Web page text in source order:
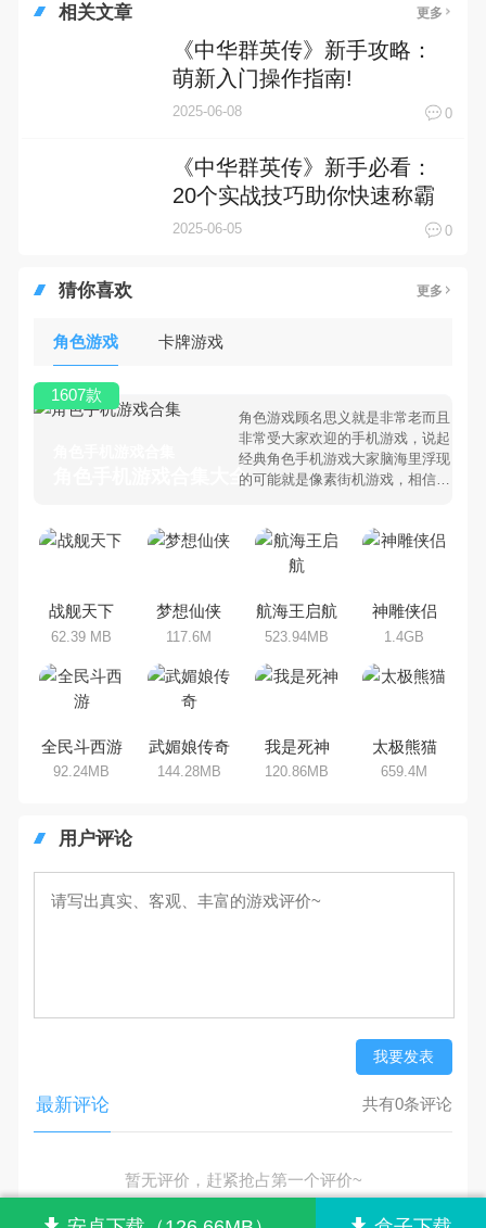
相关文章 更多
《中华群英传》新手攻略：
萌新入门操作指南!
2025-06-08 0
《中华群英传》新手必看：
20个实战技巧助你快速称霸
三国
2025-06-05 0
猜你喜欢 更多
角色游戏 卡牌游戏
角色手机游戏合集大全 >
角色游戏顾名思义就是非常老而且
非常受大家欢迎的手机游戏，说起
经典角色手机游戏大家脑海里浮现
的可能就是像素街机游戏，相信很
色手机游戏有哪些呢？游戏今天，
乐途下载站小编芒果味的怪咖给大
集，欢迎大家前来选择下载体验
1607款
战舰天下
62.39 MB
梦想仙侠
117.6M
航海王启航
523.94MB
神雕侠侣
1.4GB
全民斗西游
92.24MB
武媚娘传奇
144.28MB
我是死神
120.86MB
太极熊猫
659.4M
用户评论
我要发表
最新评论 共有0条评论
暂无评价，赶紧抢占第一个评价~